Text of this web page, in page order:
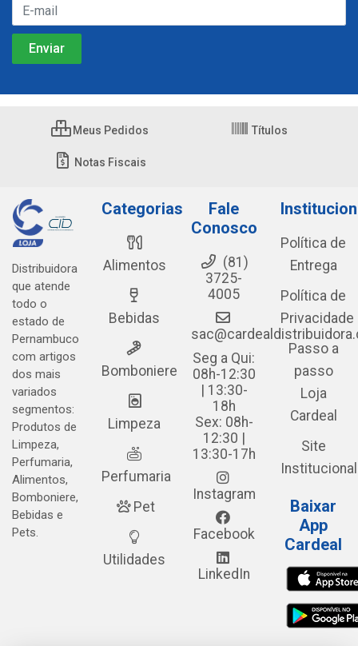
Meus Pedidos Títulos
Notas Fiscais
Distribuidora
que atende
todo o
estado de
Pernambuco
com artigos
dos mais
variados
segmentos:
Produtos de
Limpeza,
Perfumaria,
Alimentos,
Bomboniere,
Bebidas e
Pets.
Categorias
Alimentos
Bebidas
Bomboniere
Limpeza
Perfumaria
Pet
Utilidades
Fale
Conosco
(81)
3725-
4005
Seg a Qui:
08h-12:30
| 13:30-
18h
Sex: 08h-
12:30 |
13:30-17h
Instagram
Facebook
LinkedIn
Política de
Entrega
Política de
Privacidade
Passo a
passo
Loja
Cardeal
Site
Institucional
Baixar
App
Cardeal